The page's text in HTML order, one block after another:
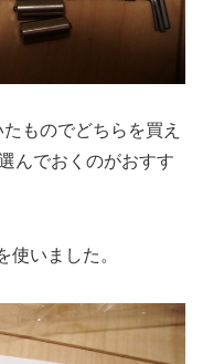
ものでどちらを買え
んでおくのがおすす
使いました。